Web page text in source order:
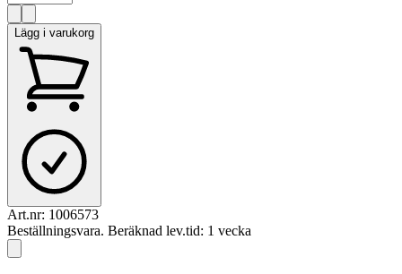
Lägg i varukorg
Art.nr: 1006573
Beställningsvara. Beräknad lev.tid: 1 vecka